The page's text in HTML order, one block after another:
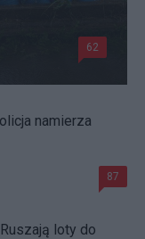
62
namierza
87
loty do